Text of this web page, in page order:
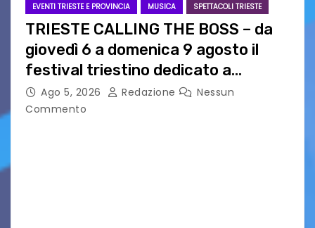
EVENTI TRIESTE E PROVINCIA MUSICA SPETTACOLI TRIESTE
TRIESTE CALLING THE BOSS – da
giovedì 6 a domenica 9 agosto il
festival triestino dedicato a
Springsteen
Ago 5, 2026 Redazione
Nessun
Commento